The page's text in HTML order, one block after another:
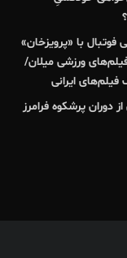
فوتبال با «پرویزخان»
ورزشی میلان/
ایرانی
دوران پرشکوه فرامرز